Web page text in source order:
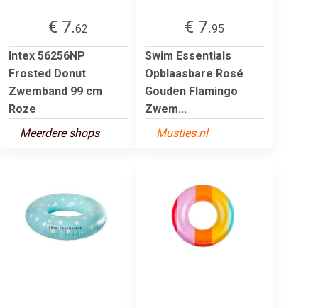
€ 7.62
Intex 56256NP
Frosted Donut
Zwemband 99 cm
Roze
Meerdere shops
€ 7.95
Swim Essentials
Opblaasbare Rosé
Gouden Flamingo
Zwem...
Musties.nl